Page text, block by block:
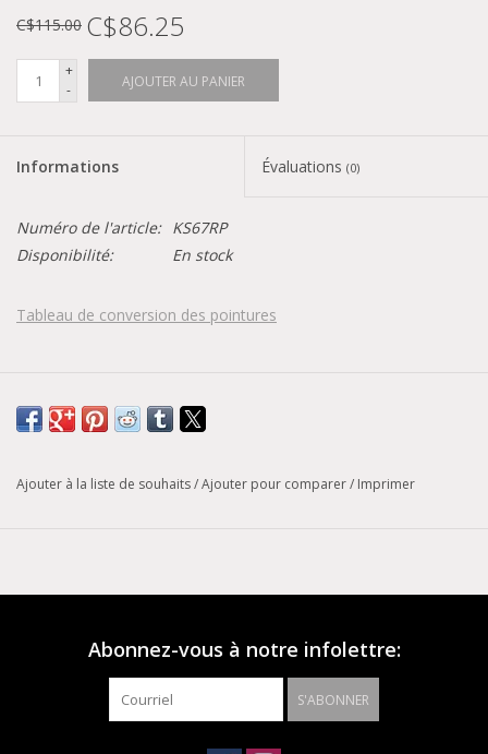
C$115.00 C$86.25
+
-
AJOUTER AU PANIER
Informations Évaluations (0)
Numéro de l'article: KS67RP
Disponibilité:
En stock
Tableau de conversion des pointures
Ajouter à la liste de souhaits/Ajouter pour comparer/ Imprimer
Abonnez-vous à notre infolettre:
S'ABONNER